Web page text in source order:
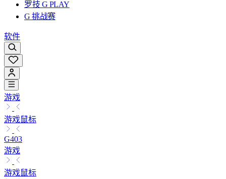
罗技 G PLAY
G 挑战赛
软件
游戏
游戏鼠标
G403
游戏
游戏鼠标